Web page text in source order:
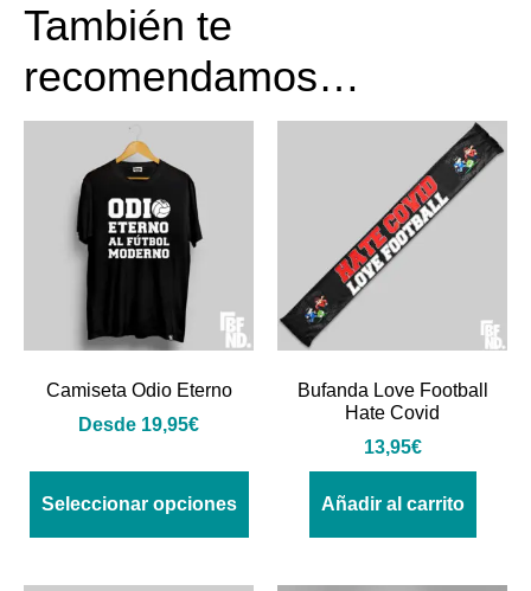
También te
recomendamos…
Camiseta Odio Eterno
Desde 19,95€
Seleccionar opciones
Bufanda Love Football
Hate Covid
13,95€
Añadir al carrito